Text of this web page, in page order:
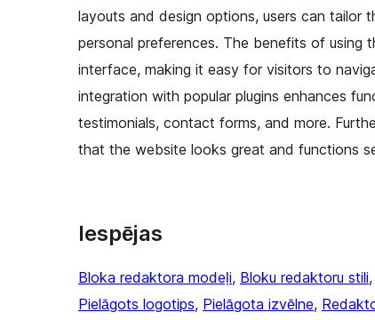
layouts and design options, users can
personal preferences. The benefits of using
interface, making it easy for visitors to
integration with popular plugins enhances
testimonials, contact forms, and more.
that the website looks great and functions
Iespējas
Bloka redaktora modeļi, Bloku redaktoru stili,
Pielāgots logotips, Pielāgota izvēlne,